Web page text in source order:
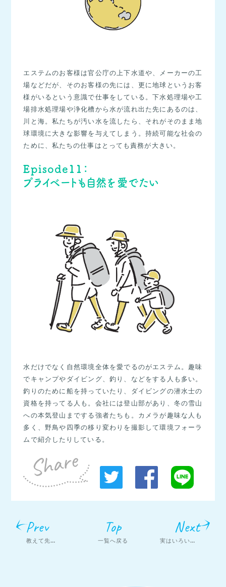
エステムのお客様は官公庁の上下水道や、メーカーの工
場などだが、そのお客様の先には、更に地球というお客
様がいるという意識で仕事をしている。下水処理場や工
場排水処理場や浄化槽から水が流れ出た先にあるのは、
川と海。私たちが汚い水を流したら、それがそのまま地
球環境に大きな影響を与えてしまう。持続可能な社会の
ために、私たちの仕事はとっても責務が大きい。
Episode11：
プライベートも自然を愛でたい
水だけでなく自然環境全体を愛でるのがエステム。趣味
でキャンプやダイビング、釣り、などをする人も多い。
釣りのために船を持っていたり、ダイビングの潜水士の
資格を持ってる人も。会社には登山部があり、冬の雪山
への本気登山までする強者たちも。カメラが趣味な人も
多く、野鳥や四季の移り変わりを撮影して環境フォーラ
ムで紹介したりしている。
Next
実はいろいろ挑戦中！
Top
一覧へ戻る
Prev
教えて先輩！ 入社の時の夢